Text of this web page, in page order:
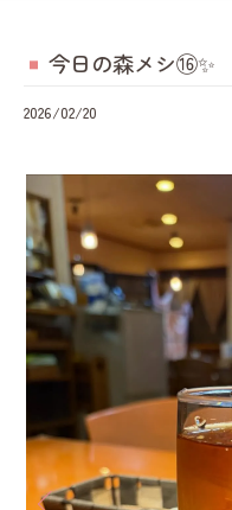
今日の森メシ⑯✨
2026/02/20